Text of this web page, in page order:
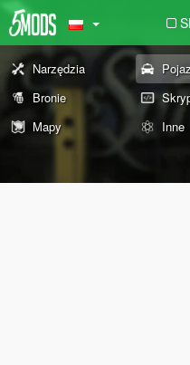
Narzędzia
Bronie
Mapy
Inne